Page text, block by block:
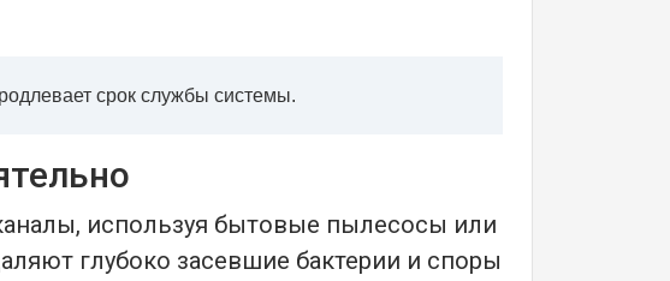
срок службы системы.
используя бытовые пылесосы или
глубоко засевшие бактерии и споры